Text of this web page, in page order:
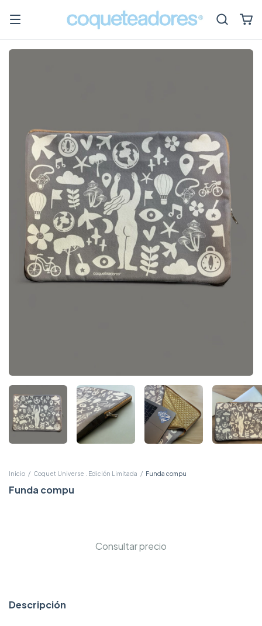
Inicio / Coquet Universe . Edición Limitada / Funda compu
Funda compu
Descripción